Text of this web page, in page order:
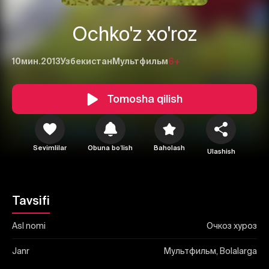
Ochko'z xo'roz
10мин.2013Узбекистан Мультфильм6+
Tomosha qilish
Sevimlilar Obuna boʻlish Baholash Ulashish
Tavsifi
Asl nomi Очкоз хуроз
Janr Мультфильм, Bolalarga
1 2
Yuborish
Tizimga kirish